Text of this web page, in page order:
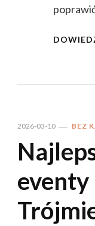
2026-03-10 BEZ